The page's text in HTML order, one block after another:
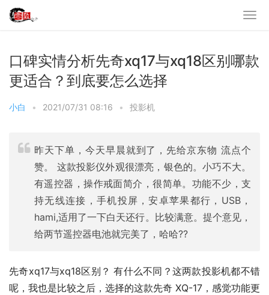
口碑实情分析先奇xq17与xq18区别哪款
更适合？到底要怎么选择
小白 • 2021/07/31 08:16 • 投影机
昨天下单，今天早晨就到了，先给京东物 流点个
赞。 这款投影仪外观很漂亮，银色的。小巧不大。
有遥控器，操作戒面简介，很简单。功能不少，支
持无线连接，手机投屏，安卓苹果都行，USB，
hami,适用了一下白天还行。比较满意。提个意见，
给两节遥控器电池就完美了，哈哈??
先奇xq17与xq18区别？ 有什么不同？这两款投影机都不错
呢，我也是比较之后，选择的这款先奇 XQ-17，感觉功能更